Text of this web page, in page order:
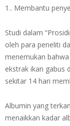
1.. Membantu
Studi dalam
oleh para peneliti
menemukan
ekstrak ikan gabus
sekitar 14 hari
Albumin yang
menaikkan kadar